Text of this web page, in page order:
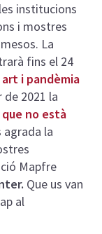
institucions
i mostres
La
fins el 24
i pandèmia
2021 la
no està
agrada la
Mapfre
Que us van
al